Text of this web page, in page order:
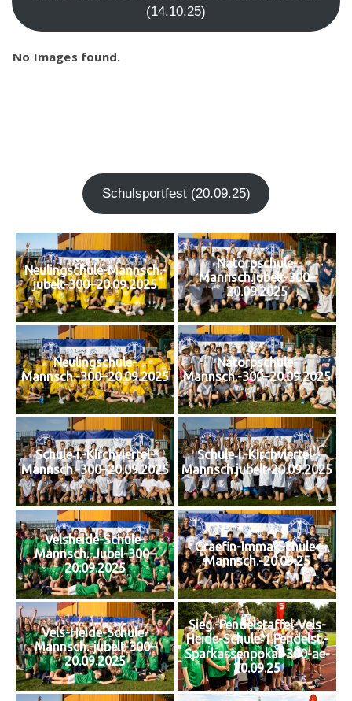
(14.10.25)
No Images found.
Schul­sport­fest (20.09.25)
Neulingschule-Mannsch.-
jubelt-300–20.09.2025
Natorpschule-
Mannsch.jubelt-300–
20.09.2025
Neulingschule-
Mannsch.-300–20.09.2025
Natorpschule-
Mannsch.-300–20.09.2025
Schule‑i.-Kirchviertel-
Mannsch.-300–20.09.2025
Schule‑i.-Kirchviertel-
Mannsch.jubelt-20.09.2025
Velsheide-Schule-
Mannsch.-Jubel-300–
20.09.2025
Graefin-Imma-Schule-
Mannsch.-20.09.25
Vels-Heide-Schule-
Mannsch.-jubelt-300–
20.09.2025
Sieg.-Pendelstaffel-Vels-
Heide-Schule‑1.Pendelst.-
Sparkassenpokal-300-ae-
20.09.25